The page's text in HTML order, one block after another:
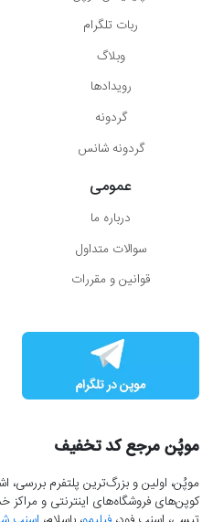
ربات تلگرام
وبلاگ
رویدادها
گردونه
گردونه شانس
عمومی
درباره ما
سوالات متداول
قوانین و مقررات
موپُن مرجع کد تخفیف
موپُن، اولین و بزرگ‌ترین پلتفرم
کوپن‌های فروشگاه‌های اینترنتی و مراکز